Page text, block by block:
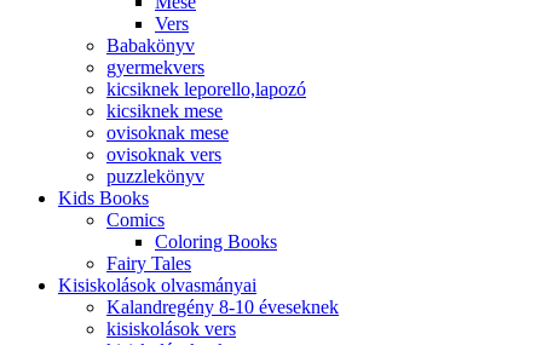
Vers
Babakönyv
gyermekvers
kicsiknek leporello,lapozó
kicsiknek mese
ovisoknak mese
ovisoknak vers
puzzlekönyv
Kids Books
Comics
Coloring Books
Fairy Tales
Kisiskolások olvasmányai
Kalandregény 8-10 éveseknek
kisiskolások vers